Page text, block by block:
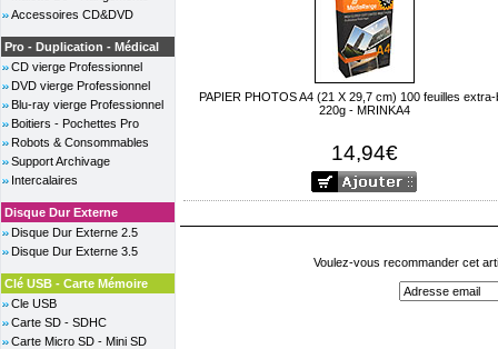
Accessoires CD&DVD
Pro - Duplication - Médical
CD vierge Professionnel
DVD vierge Professionnel
Blu-ray vierge Professionnel
Boitiers - Pochettes Pro
Robots & Consommables
Support Archivage
Intercalaires
Disque Dur Externe
Disque Dur Externe 2.5
Disque Dur Externe 3.5
Clé USB - Carte Mémoire
Cle USB
Carte SD - SDHC
Carte Micro SD - Mini SD
PAPIER PHOTOS A4 (21 X 29,7 cm) 100 feuilles extra-
220g - MRINKA4
14,94€
Voulez-vous recommander cet